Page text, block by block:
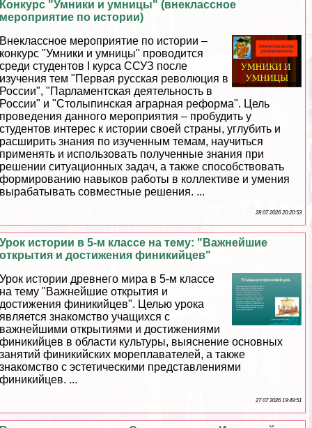
Конкурс "Умники и умницы" (внеклассное
мероприятие по истории)
Внеклассное мероприятие по истории –
конкурс "Умники и умницы" проводится
среди студентов I курса ССУЗ после
изучения тем "Первая русская революция в
России", "Парламентская деятельность в
России" и "Столыпинская аграрная реформа". Цель
проведения данного мероприятия – пробудить у
студентов интерес к истории своей страны, углубить и
расширить знания по изученным темам, научиться
применять и использовать полученные знания при
решении ситуационных задач, а также способствовать
формированию навыков работы в коллективе и умения
выpaбатывать совместные решения. ...
28 07 2026 20:20:53
Урок истории в 5-м классе на тему: "Важнейшие
открытия и достижения финикийцев"
Урок истории древнего мира в 5-м классе
на тему "Важнейшие открытия и
достижения финикийцев". Целью урока
является знакомство учащихся с
важнейшими открытиями и достижениями
финикийцев в области культуры, выяснение основных
занятий финикийских мореплавателей, а также
знакомство с эстетическими представлениями
финикийцев. ...
27 07 2026 19:49:51